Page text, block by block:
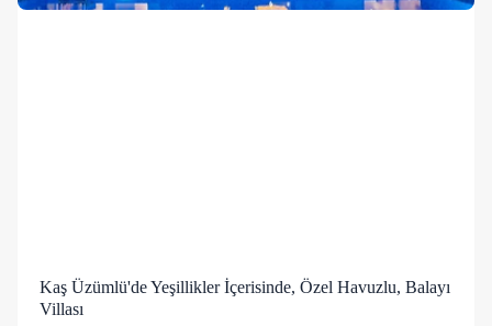
Kaş Üzümlü'de Yeşillikler İçerisinde, Özel Havuzlu, Balayı
Villası